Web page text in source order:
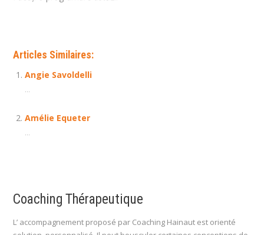
Articles Similaires:
Angie Savoldelli
...
Amélie Equeter
...
Coaching Thérapeutique
L’ accompagnement proposé par Coaching Hainaut est orienté